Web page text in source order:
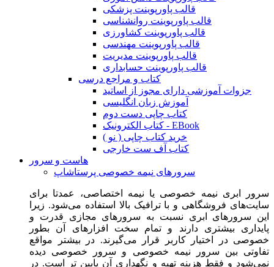
قالب پاورپوینت پزشکی
قالب پاورپوینت روانشناسی
قالب پاورپوینت کشاورزی
قالب پاورپوینت مهندسی
قالب پاورپوینت مدیریت
قالب پاورپوینت حسابداری
کتاب و مراجع درسی
جزوات آموزشی دارای مجوز از اساتید
آموزش زبان انگلیسی
کتاب چاپی دست دوم
کتاب الکترونیک - EBook
خرید کتاب چاپی ( نو )
کتاب آف ست خارجی
هاست و سرور
سرورهای نیمه خصوصی پرستاشاپ
سرور ابری نیمه خصوصی یا نیمه اختصاصی، عمدتا برای
سایت‌های فروشگاهی و با ترافیک بالا استفاده می‌شود. زیرا
این سرورهای ابری نسبت به سرورهای مجازی قدرت و
پایداری بیشتری دارند و تمام سخت افزارهای آن بطور
خصوصی در اختیار کاربر قرار می‌گیرند. در بیشتر مواقع
تفاوتی بین سرور نیمه خصوصی و سرور خصوصی دیده
نمی‌شود و فقط هزینه تهیه و نگهداری آن پایین تر است. در